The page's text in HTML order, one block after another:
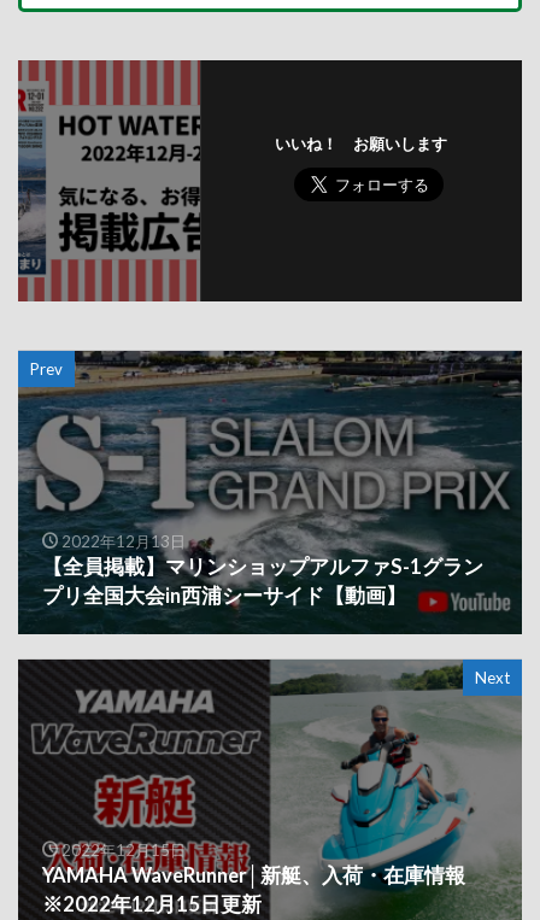
いいね！ お願いします
Prev
2022年12月13日
【全員掲載】マリンショップアルファS-1グラン
プリ全国大会in西浦シーサイド【動画】
Next
2022年12月15日
YAMAHA WaveRunner│新艇、入荷・在庫情報
※2022年12月15日更新